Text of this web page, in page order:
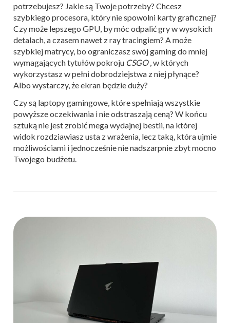
potrzebujesz? Jakie są Twoje potrzeby? Chcesz
szybkiego procesora, który nie spowolni karty graficznej?
Czy może lepszego GPU, by móc odpalić gry w wysokich
detalach, a czasem nawet z ray tracingiem? A może
szybkiej matrycy, bo ograniczasz swój gaming do mniej
wymagających tytułów pokroju CSGO, w których
wykorzystasz w pełni dobrodziejstwa z niej płynące?
Albo wystarczy, że ekran będzie duży?
Czy są laptopy gamingowe, które spełniają wszystkie
powyższe oczekiwania i nie odstraszają ceną? W końcu
sztuką nie jest zrobić mega wydajnej bestii, na której
widok rozdziawiasz usta z wrażenia, lecz taką, która ujmie
możliwościami i jednocześnie nie nadszarpnie zbyt mocno
Twojego budżetu.